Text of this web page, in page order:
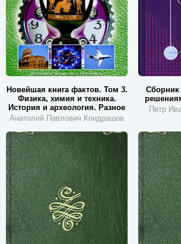
Новейшая книга фактов. Том 3.
Физика, химия и техника.
История и археология. Разное
Анатолий Павлович Кондрашов
Сборник
Петр